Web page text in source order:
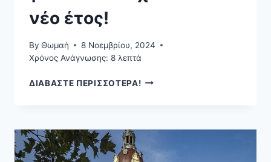
νέο έτος!
By Θωμαή
8 Νοεμβρίου, 2024
Χρόνος Ανάγνωσης: 8 λεπτά
ΔΙΑΒΑΣΤΕ ΠΕΡΙΣΣΟΤΕΡΑ!ΠΡΩΤΟΧΡΟΝΙΆ
ΠΡΟΟΡΙΣΜΟΊ
ΝΑ